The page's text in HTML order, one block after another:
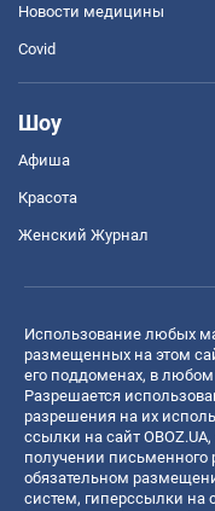
Новости медицины
Covid
Шоу
Афиша
Красота
Женский Журнал
Использование любых
размещенных на этом
его поддоменах, в
Разрешается
разрешения на их
ссылки на сайт
получении письменного
обязательном
систем, гиперссылки на